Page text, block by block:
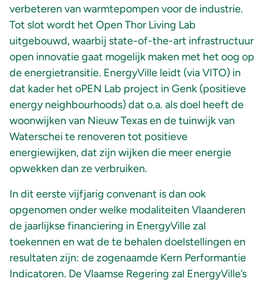
verbeteren van warmtepompen voor de industrie.
Tot slot wordt het Open Thor Living Lab
uitgebouwd, waarbij state-of-the-art infrastructuur
open innovatie gaat mogelijk maken met het oog op
de energietransitie. EnergyVille leidt (via VITO) in
dat kader het oPEN Lab project in Genk (positieve
energy neighbourhoods) dat o.a. als doel heeft de
woonwijken van Nieuw Texas en de tuinwijk van
Waterschei te renoveren tot positieve
energiewijken, dat zijn wijken die meer energie
opwekken dan ze verbruiken.
In dit eerste vijfjarig convenant is dan ook
opgenomen onder welke modaliteiten Vlaanderen
de jaarlijkse financiering in EnergyVille zal
toekennen en wat de te behalen doelstellingen en
resultaten zijn: de zogenaamde Kern Performantie
Indicatoren. De Vlaamse Regering zal EnergyVille’s